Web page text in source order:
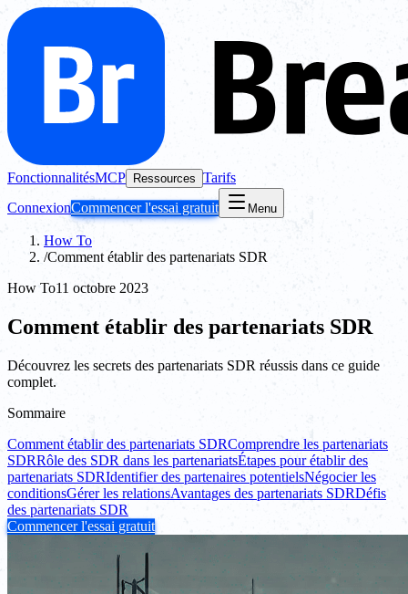
FonctionnalitésMCP Ressources Tarifs
ConnexionCommencer l'essai gratuit Menu
How To
/Comment établir des partenariats SDR
How To11 octobre 2023
Comment établir des partenariats SDR
Découvrez les secrets des partenariats SDR réussis dans ce guide
complet.
Sommaire
Comment établir des partenariats SDRComprendre les partenariats
SDRRôle des SDR dans les partenariatsÉtapes pour établir des
partenariats SDRIdentifier des partenaires potentielsNégocier les
conditionsGérer les relationsAvantages des partenariats SDRDéfis
des partenariats SDR
Commencer l'essai gratuit